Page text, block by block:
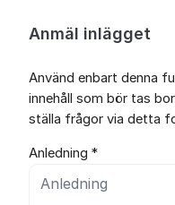
Anmäl inlägget
Använd enbart denna
innehåll som bör tas
ställa frågor via detta
Anledning *